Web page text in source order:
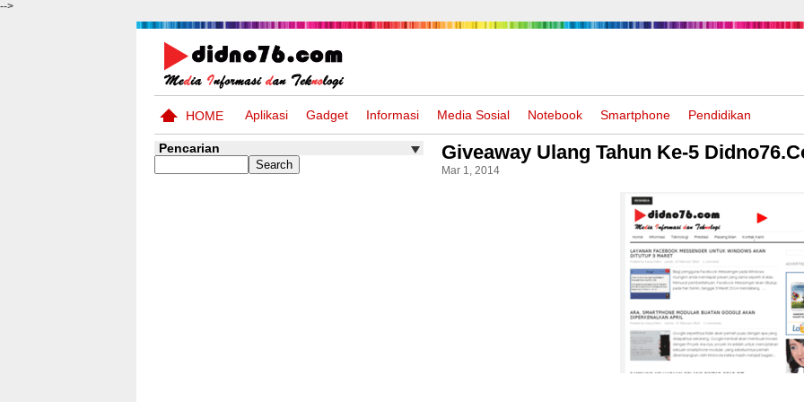
-->
HOME Aplikasi Gadget Informasi Media Sosial Notebook Smartphone Pendidikan
Giveaway Ulang Tahun Ke-5
Mar 1, 2014
Pencarian